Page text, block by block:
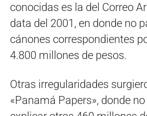
conocidas es la del Correo
data del 2001, en donde no
cánones correspondientes
4.800 millones de pesos.
Otras irregularidades
«Panamá Papers», donde